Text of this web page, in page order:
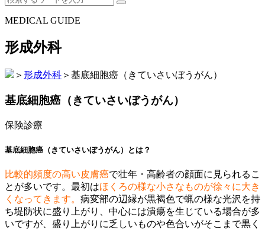
MEDICAL GUIDE
形成外科
＞ 形成外科 ＞ 基底細胞癌（きていさいぼうがん）
基底細胞癌（きていさいぼうがん）
保険診療
基底細胞癌（きていさいぼうがん）とは？
比較的頻度の高い皮膚癌で壮年・高齢者の顔面に見られるこ
とが多いです。最初はほくろの様な小さなものが徐々に大き
くなってきます。 病変部の辺縁が黒褐色で蝋の様な光沢を持
ち堤防状に盛り上がり、中心には潰瘍を生じている場合が多
いですが、盛り上がりに乏しいものや色合いがそこまで黒く